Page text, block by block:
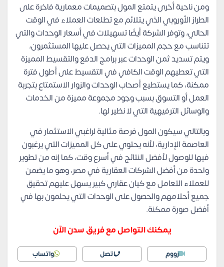
ومن ناحية أخرى يتمتع المول بتصميمات معمارية فاخرة على
الطراز الأوروبي الذي يتلائم مع تطلعات العملاء في الوقت
الحالي، وتوفر الشركة أيضًا تسهيلات في أسعار الوحدات والتي
تتناسب مع حجم المميزات التي يحصل عليها المستثمرون،
ويتم تسديد ثمن الوحدات عبر برامج الدفع والتقسيط المميزة
التي تعطيهم الوقت الكافي في التقسيط على أطول فترة
ممكنة، كما يستطيع أصحاب الوحدات والزوار الاستمتاع بتجربة
العمل أو التسوق بسبب وجود مجموعة مميزة من الخدمات
والوسائل الترفيهية التي لا نظير لها.
وبالتالي سيكون المول فرصة مثالية لراغبي الاستثمار في
العاصمة الإدارية، لأنه يحتوي على كل المميزات التي يرغبون
فيها للوصول لأفضل النتائج في أسرع وقت، كما إنه من تطوير
واحدة من أفضل الشركات العقارية في مصر، وهو ما يضمن
للعملاء التعامل مع كيان عقاري كبير يسهل عليهم تحقيق
جميع أحلامهم والحصول على الوحدات التي يحلمون بها في
أفضل صورة ممكنة.
يمكنك التواصل مع فريق سدن الآن
زووم اتصل واتساب